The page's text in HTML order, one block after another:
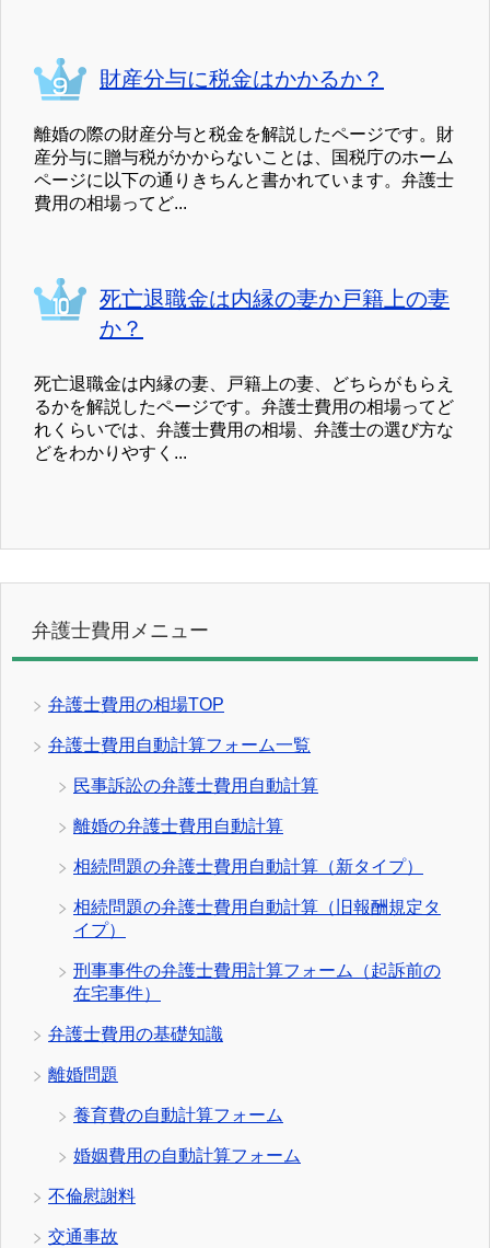
財産分与に税金はかかるか？
離婚の際の財産分与と税金を解説したページです。財
産分与に贈与税がかからないことは、国税庁のホーム
ページに以下の通りきちんと書かれています。弁護士
費用の相場ってど...
死亡退職金は内縁の妻か戸籍上の妻
か？
死亡退職金は内縁の妻、戸籍上の妻、どちらがもらえ
るかを解説したページです。弁護士費用の相場ってど
れくらいでは、弁護士費用の相場、弁護士の選び方な
どをわかりやすく...
弁護士費用メニュー
弁護士費用の相場TOP
弁護士費用自動計算フォーム一覧
民事訴訟の弁護士費用自動計算
離婚の弁護士費用自動計算
相続問題の弁護士費用自動計算（新タイプ）
相続問題の弁護士費用自動計算（旧報酬規定タ
イプ）
刑事事件の弁護士費用計算フォーム（起訴前の
在宅事件）
弁護士費用の基礎知識
離婚問題
養育費の自動計算フォーム
婚姻費用の自動計算フォーム
不倫慰謝料
交通事故